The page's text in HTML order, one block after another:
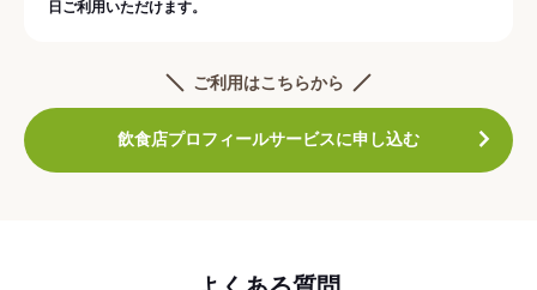
日ご利用いただけます。
ご利用はこちらから
飲食店プロフィールサービスに申し込む